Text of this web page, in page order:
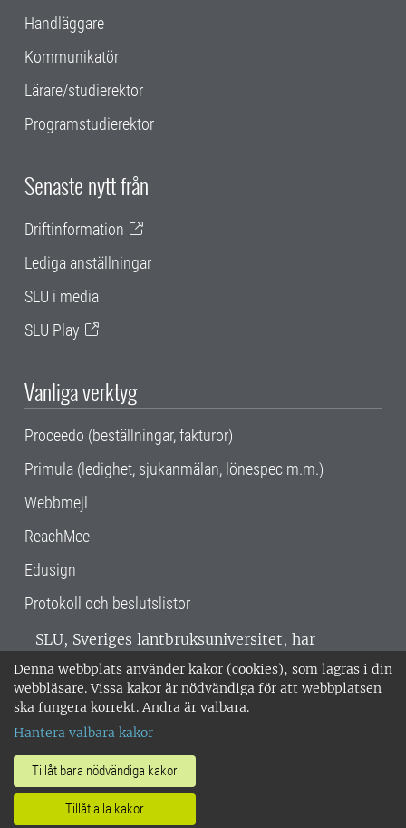
Denna webbplats använder kakor (cookies), som lagras i din
webbläsare. Vissa kakor är nödvändiga för att webbplatsen
ska fungera korrekt. Andra är valbara.
Hantera valbara kakor
Tillåt bara nödvändiga kakor
Tillåt alla kakor
Handläggare
Kommunikatör
Lärare/studierektor
Programstudierektor
Senaste nytt från
Driftinformation
Lediga anställningar
SLU i media
SLU Play
Vanliga verktyg
Proceedo (beställningar, fakturor)
Primula (ledighet, sjukanmälan, lönespec m.m.)
Webbmejl
ReachMee
Edusign
Protokoll och beslutslistor
SLU, Sveriges lantbruksuniversitet, har
verksamhet över hela Sverige. Huvudorter är
Alnarp, Uppsala och Umeå.SLU är
miljöcertifierat enligt ISO 14001. •
018-67 10 00 • Org nr: 202100-2817 •
Om SLU:s webbplatser
•Hantera kakor•Behandling av
personuppgifter